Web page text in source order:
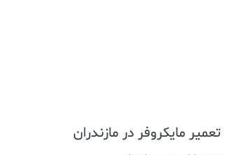
تعمیر مایکروفر در مازندران